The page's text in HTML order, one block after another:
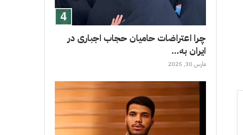
چرا اعتراضات حامیان حجاب اجباری در
ایران به...
مارس 30, 2025